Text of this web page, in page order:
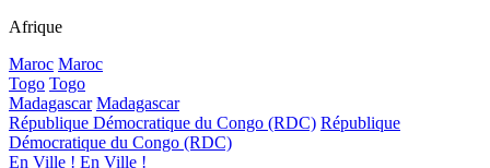
Afrique
Maroc Maroc
Togo Togo
Madagascar Madagascar
République Démocratique du Congo (RDC) République
Démocratique du Congo (RDC)
En Ville ! En Ville !